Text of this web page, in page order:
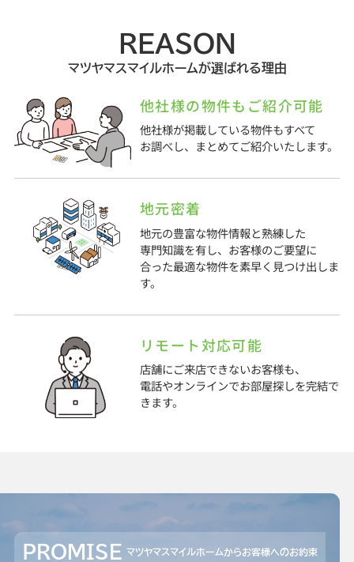
REASON
マツヤマスマイルホームが選ばれる理由
他社様の物件もご紹介可能
他社様が掲載している物件もすべて
お調べし、まとめてご紹介いたします。
地元密着
地元の豊富な物件情報と熟練した
専門知識を有し、お客様のご要望に
合った最適な物件を素早く見つけ出しま
す。
リモート対応可能
店舗にご来店できないお客様も、
電話やオンラインでお部屋探しを完結で
きます。
PROMISE マツヤマスマイルホームからお客様へのお約束